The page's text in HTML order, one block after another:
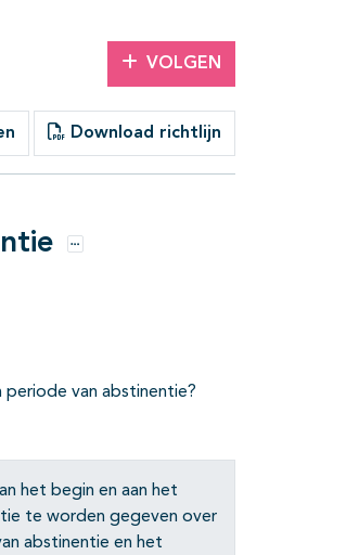
VOLGEN
Download richtlijn
Opties
periode van abstinentie?
het begin en aan het
te worden gegeven over
abstinentie en het